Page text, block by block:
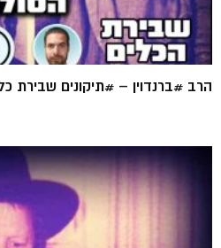
הרב #ברנדוין – #תיקונים שבירת